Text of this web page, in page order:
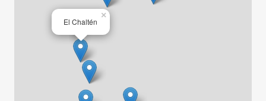
El Chaltén
×